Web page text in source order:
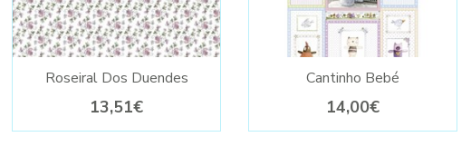
Roseiral Dos Duendes
13,51€
Cantinho Bebé
14,00€